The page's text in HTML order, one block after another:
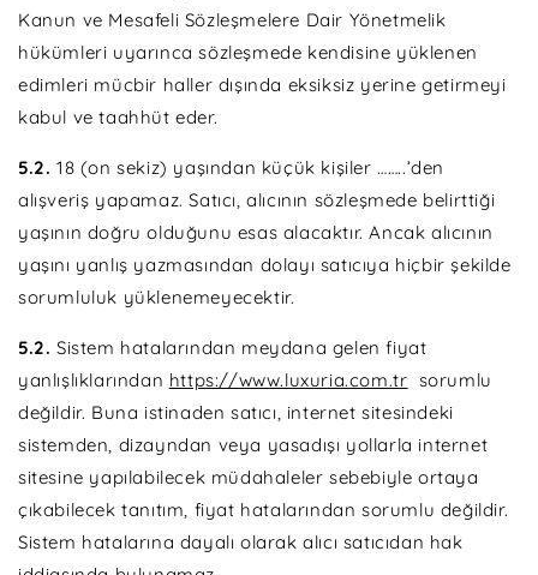
Kanun ve Mesafeli Sözleşmelere Dair Yönetmelik
hükümleri uyarınca sözleşmede kendisine yüklenen
edimleri mücbir haller dışında eksiksiz yerine getirmeyi
kabul ve taahhüt eder.
5.2. 18 (on sekiz) yaşından küçük kişiler ……..’den
alışveriş yapamaz. Satıcı, alıcının sözleşmede belirttiği
yaşının doğru olduğunu esas alacaktır. Ancak alıcının
yaşını yanlış yazmasından dolayı satıcıya hiçbir şekilde
sorumluluk yüklenemeyecektir.
5.2. Sistem hatalarından meydana gelen fiyat
yanlışlıklarından https://www.luxuria.com.tr sorumlu
değildir. Buna istinaden satıcı, internet sitesindeki
sistemden, dizayndan veya yasadışı yollarla internet
sitesine yapılabilecek müdahaleler sebebiyle ortaya
çıkabilecek tanıtım, fiyat hatalarından sorumlu değildir.
Sistem hatalarına dayalı olarak alıcı satıcıdan hak